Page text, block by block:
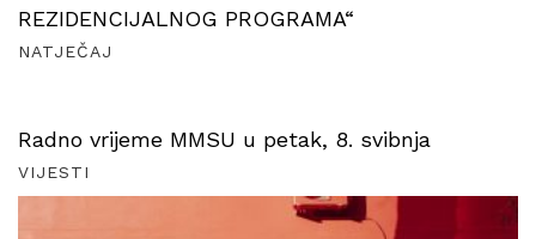
REZIDENCIJALNOG PROGRAMA“
NATJEČAJ
Radno vrijeme MMSU u petak, 8. svibnja
VIJESTI